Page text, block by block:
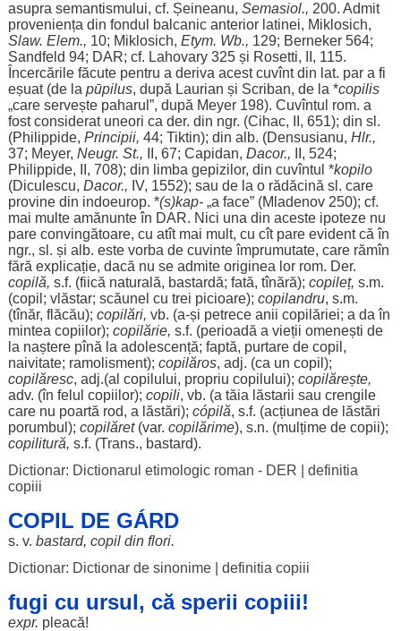
asupra semantismului, cf. Șeineanu, Semasiol., 200. Admit
proveniența din fondul balcanic anterior latinei, Miklosich,
Slaw. Elem., 10; Miklosich, Etym. Wb., 129; Berneker 564;
Sandfeld 94; DAR; cf. Lahovary 325 și Rosetti, II, 115.
Încercările făcute pentru a deriva acest cuvînt din lat. para fi
eșuat(de la pūpilus, după Laurian și Scriban, de la *copilis
„care servește paharul ”, după Meyer 198). Cuvîntul rom. a
fost considerat uneori ca der. din ngr. (Cihac, II, 651); din sl.
(Philippide, Principii, 44; Tiktin); din alb. (Densusianu, Hlr.,
37; Meyer, Neugr. St., II, 67; Capidan, Dacor., II, 524;
Philippide, II, 708); din limba gepizilor, din cuvîntul *kopilo
(Diculescu, Dacor., IV, 1552); sau de la o rădăcină sl. care
provinedin indoeurop. *(s)kap-„a face” (Mladenov 250); cf.
mai multe amănunteîn DAR. Nici una din aceste ipotezenu
pare convingătoare, cu atîtmai mult, cu cîtpare evidentcă în
ngr., sl. și alb. este vorba de cuvinte împrumutate, care rămîn
fără explicație, dacă nu se admite originea lor rom. Der.
copilă, s.f. (fiică naturală, bastardă; fată, tînără); copileț, s.m.
(copil ; vlăstar; scăunel cu trei picioare); copilandru, s.m.
(tînăr, flăcău); copilări, vb. (a-și petrece anii copilăriei; a da în
mintea copiilor); copilărie, s.f. (perioadă a vieții omenești de
la naștere pînă la adolescență; faptă, purtarede copil ,
naivitate; ramolisment); copilăros, adj. (ca un copil );
copilăresc, adj.(al copilului, propriu copilului); copilărește,
adv. (în felul copiilor); copili, vb. (a tăia lăstarii sau crengile
care nu poartă rod, a lăstări); cópilă, s.f. (acțiunea de lăstări
porumbul ); copilăret(var. copilărime), s.n. (mulțimede copii);
copilitură, s.f. (Trans., bastard).
Dictionar: Dictionarul etimologic roman - DER
definitia
copiii
COPIL DE GÁRD
s. v. bastard, copildin flori.
Dictionar: Dictionar de sinonime| definitia copiii
fugi cu ursul, că sperii copiii!
expr. pleacă!